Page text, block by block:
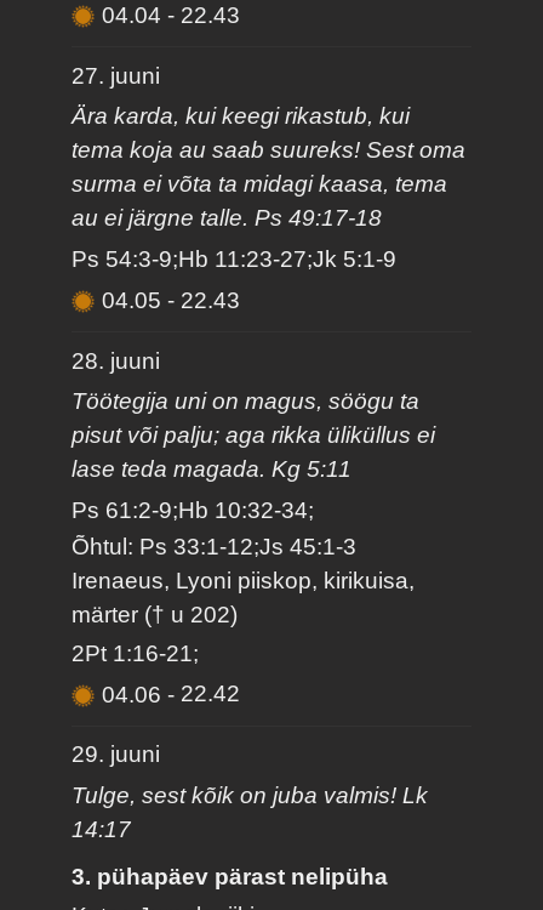
04.04- 22.43
27. juuni
Ära karda, kui keegi rikastub, kui
tema koja au saab suureks! Sest oma
surma ei võta ta midagi kaasa, tema
au ei järgne talle. Ps 49:17-18
Ps 54:3-9;Hb 11:23-27;Jk 5:1-9
04.05- 22.43
28. juuni
Töötegija uni on magus, söögu ta
pisut või palju; aga rikka üliküllus ei
lase teda magada. Kg 5:11
Ps 61:2-9;Hb 10:32-34;
Õhtul: Ps 33:1-12;Js 45:1-3
Irenaeus, Lyoni piiskop, kirikuisa,
märter († u 202)
2Pt 1:16-21;
04.06- 22.42
29. juuni
Tulge, sest kõik on juba valmis! Lk
14:17
3. pühapäev pärast nelipüha